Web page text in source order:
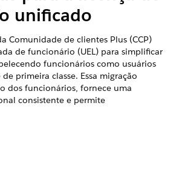
unificado
Comunidade de clientes Plus (CCP)
de funcionário (UEL) para simplificar
funcionários como usuários
primeira classe. Essa migração
dos funcionários, fornece uma
consistente e permite
elimina interrupções hierárquicas
eram restritas por tipo de